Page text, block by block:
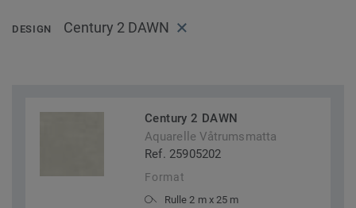
DESIGN Century 2 DAWN
Century 2 DAWN
Aquarelle Våtrumsmatta
Ref. 25905202
Format
Rulle 2 m x 25 m